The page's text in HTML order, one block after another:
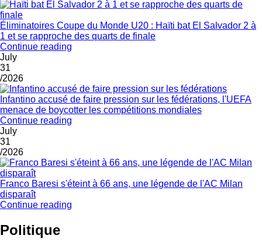
Éliminatoires Coupe du Monde U20 : Haïti bat El Salvador 2 à
1 et se rapproche des quarts de finale
Continue reading
July
31
/2026
Infantino accusé de faire pression sur les fédérations, l'UEFA
menace de boycotter les compétitions mondiales
Continue reading
July
31
/2026
Franco Baresi s'éteint à 66 ans, une légende de l'AC Milan
disparaît
Continue reading
Politique